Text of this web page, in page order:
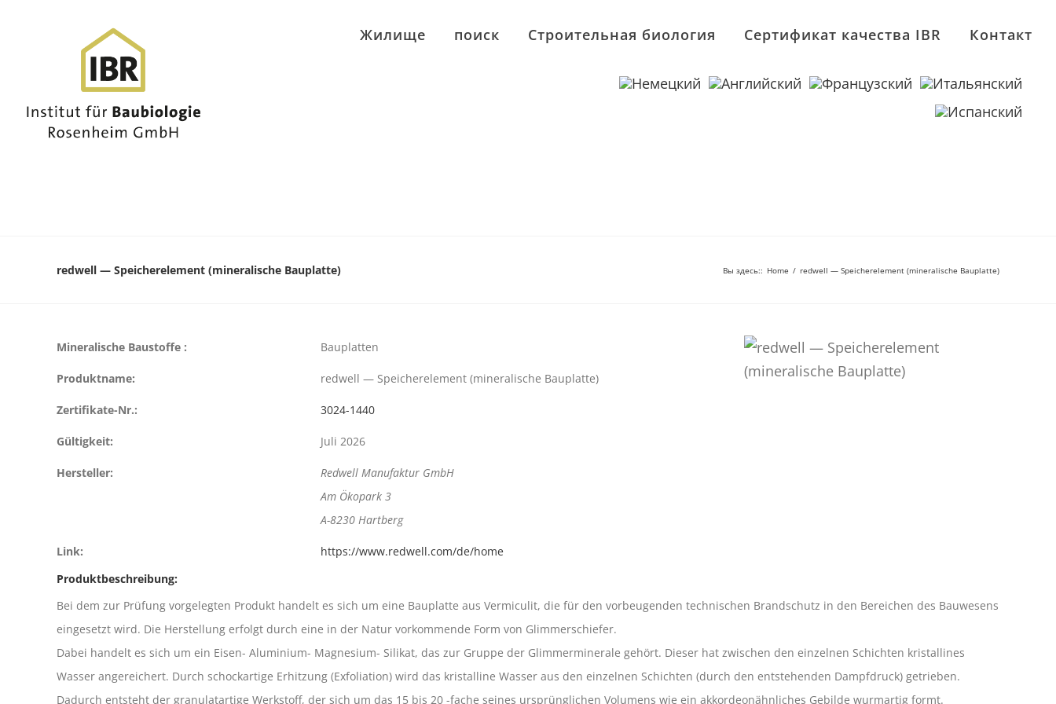
Жилище поиск Строительная биология Сертификат качества IBR Контакт
redwell — Speicherelement (mineralische Bauplatte) Вы здесь:: Home / redwell — Speicherelement (mineralische Bauplatte)
Mineralische Baustoffe : Bauplatten
Produktname: redwell — Speicherelement (mineralische Bauplatte)
Zertifikate-Nr.: 3024-1440
Gültigkeit: Juli 2026
Hersteller:
Redwell Manufaktur GmbH
Am Ökopark 3
A-8230 Hartberg
Link:
https://www.redwell.com/de/home
Produktbeschreibung:
Bei dem zur Prüfung vorgelegten Produkt handelt es sich um eine Bauplatte aus Vermiculit, die für den vorbeugenden technischen Brandschutz in den Bereichen des Bauwesens
eingesetzt wird. Die Herstellung erfolgt durch eine in der Natur vorkommende Form von Glimmerschiefer.
Dabei handelt es sich um ein Eisen- Aluminium- Magnesium- Silikat, das zur Gruppe der Glimmerminerale gehört. Dieser hat zwischen den einzelnen Schichten kristallines
Wasser angereichert. Durch schockartige Erhitzung (Exfoliation) wird das kristalline Wasser aus den einzelnen Schichten (durch den entstehenden Dampfdruck) getrieben.
Dadurch entsteht der granulatartige Werkstoff, der sich um das 15 bis 20 -fache seines ursprünglichen Volumens wie ein akkordeonähnliches Gebilde wurmartig formt.